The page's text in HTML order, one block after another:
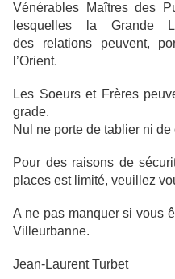
Vénérables Maîtres des
lesquelles la Grande
des relations peuvent,
l’Orient.
Les Soeurs et Frères
grade.
Nul ne porte de tablier ni de
Pour des raisons de
places est limité, veuillez
A ne pas manquer si vous
Villeurbanne.
Jean-Laurent Turbet